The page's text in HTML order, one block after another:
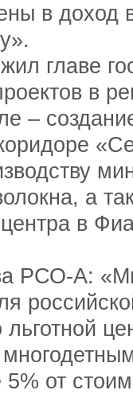
в доход
главе
в
–
а
в
РСО-А:
5% от